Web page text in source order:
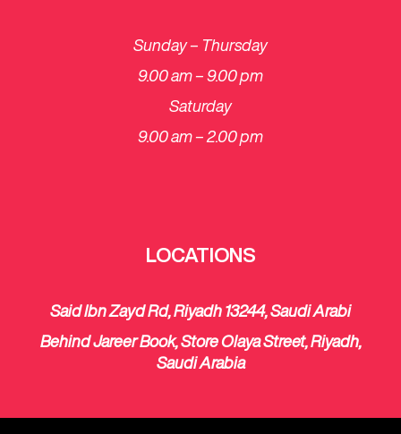
Sunday – Thursday
9.00 am – 9.00 pm
Saturday
​9.00 am – 2.00 pm
LOCATIONS
Said Ibn Zayd Rd, Riyadh 13244, Saudi Arabi
Behind Jareer Book, Store Olaya Street, Riyadh,
Saudi Arabia